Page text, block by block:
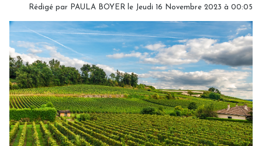
Rédigé par PAULA BOYER le Jeudi 16 Novembre 2023 à 00:05